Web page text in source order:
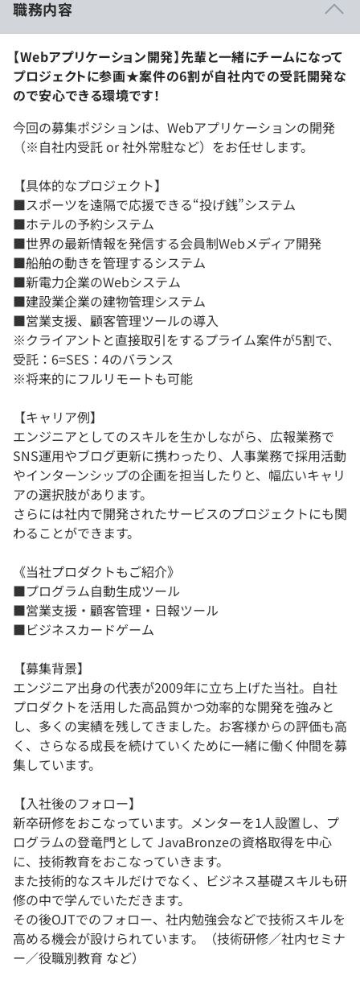
職務内容
【Webアプリケーション開発】先輩と一緒にチームになって
プロジェクトに参画★案件の6割が自社内での受託開発な
ので安心できる環境です！
今回の募集ポジションは、Webアプリケーションの開発
（※自社内受託 or 社外常駐など）をお任せします。
【具体的なプロジェクト】
■スポーツを遠隔で応援できる“投げ銭”システム
■ホテルの予約システム
■世界の最新情報を発信する会員制Webメディア開発
■船舶の動きを管理するシステム
■新電力企業のWebシステム
■建設業企業の建物管理システム
■営業支援、顧客管理ツールの導入
※クライアントと直接取引をするプライム案件が5割で、
受託：6=SES：4のバランス
※将来的にフルリモートも可能
【キャリア例】
エンジニアとしてのスキルを生かしながら、広報業務で
SNS運用やブログ更新に携わったり、人事業務で採用活動
やインターンシップの企画を担当したりと、幅広いキャリ
アの選択肢があります。
さらには社内で開発されたサービスのプロジェクトにも関
わることができます。
《当社プロダクトもご紹介》
■プログラム自動生成ツール
■営業支援・顧客管理・日報ツール
■ビジネスカードゲーム
【募集背景】
エンジニア出身の代表が2009年に立ち上げた当社。自社
プロダクトを活用した高品質かつ効率的な開発を強みと
し、多くの実績を残してきました。お客様からの評価も高
く、さらなる成長を続けていくために一緒に働く仲間を募
集しています。
【入社後のフォロー】
新卒研修をおこなっています。メンターを1人設置し、プ
ログラムの登竜門として JavaBronzeの資格取得を中心
に、技術教育をおこなっていきます。
また技術的なスキルだけでなく、ビジネス基礎スキルも研
修の中で学んでいただきます。
その後OJTでのフォロー、社内勉強会などで技術スキルを
高める機会が設けられています。（技術研修／社内セミナ
ー／役職別教育 など）